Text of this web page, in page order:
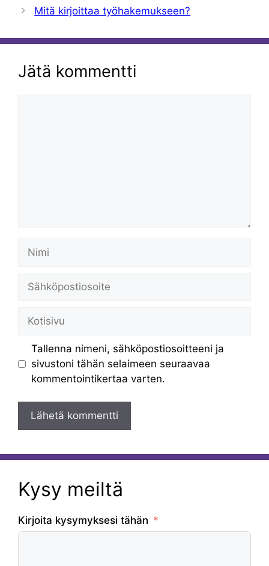
Mitä kirjoittaa työhakemukseen?
Jätä kommentti
Tallenna nimeni, sähköpostiosoitteeni ja
sivustoni tähän selaimeen seuraavaa
kommentointikertaa varten.
Kysy meiltä
Kirjoita kysymyksesi tähän